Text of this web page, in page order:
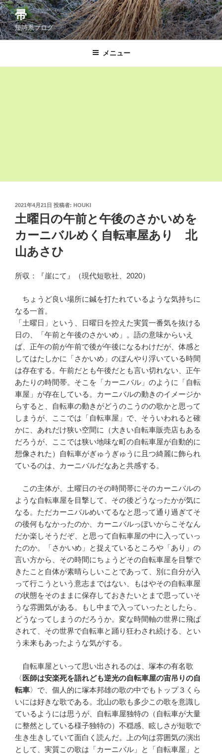
コ
ン
テ
ン
帚
短詩系ブログ
メニュー
投
日:
2021年4月21日 投稿者: HOUKI
土曜日の午前と午後のさかいめを
カーニバルめく自転車屋あり 北
山あさひ
所収：『崖にて』（現代短歌社、2020）
ちょうど良い場所に鍼を打たれているような気持ちに
なる一首。
「土曜日」という、日曜日を控えた実質一番気を抜ける
日の、「午前と午後のさかいめ」。語の意味からいえ
ば、正午の前が午前で後が午後になるわけだが、体感と
してはたしかに「さかいめ」のぼんやり浮いている時間
は存在する。午前だとも午後だとも言い切れない、正午
あたりの時間帯。そこを「カーニバル」のように「自転
車屋」が存在している。カーニバルの動きのイメージか
らすると、自転車の動きがどうのこうのの歌かと思って
しまうが、ここでは「自転車屋」で、そういわれると確
かに、あれだけ狭い空間に（大きい自転車販売店もある
だろうが、ここでは狭い地味な町の自転車屋が自動的に
想像された）自転車がぎゅうぎゅうに且つ綺麗に飾られ
ているのは、カーニバルだなあと共感する。
この主体が、土曜日のその時間帯にそのカーニバルの
ような自転車屋を目撃して、その後どうなったかが気に
なる。ただカーニバルめいてるなと思って通り過ぎてそ
の後何もなかったのか、カーニバルっぽいからこそなん
だか楽しそうだぞ、と思って自転車屋の中に入っていっ
たのか。「さかいめ」と捉えているところや「あり」の
言い方から、その時間にちょうどその自転車屋を目撃で
きたこと自体が素晴らしいことであって、別に自分が入
って行こうという意志まではない、もはやその自転車屋
の状態をそのままに保存しておきたいとまで思っていそ
うな雰囲気がある。もし中まで入っていったとしたら、
どうなってしまうのだろうか。変な時間軸の世界に飛ば
されて、その世界で自転車と踊り狂わされ続ける、とい
う未来もあったような気がする。
自転車屋といって思い出されるのは、塚本の有名歌
〈 医師は安楽死を語れども逆光の自転車屋の宙吊りの自
転車〉で、個人的に塚本邦雄の歌の中でもトップ３くら
いには好きな歌である。北山の歌も多少この歌を意識し
ているようには思うが、自転車屋独特の（自転車が大量
に整然としている様子独特の）不穏感、眩しさが短歌で
生き生きしていて面白く読んだ。上の句は雰囲気の演出
として、実質この歌は「カーニバル」と「自転車屋」と